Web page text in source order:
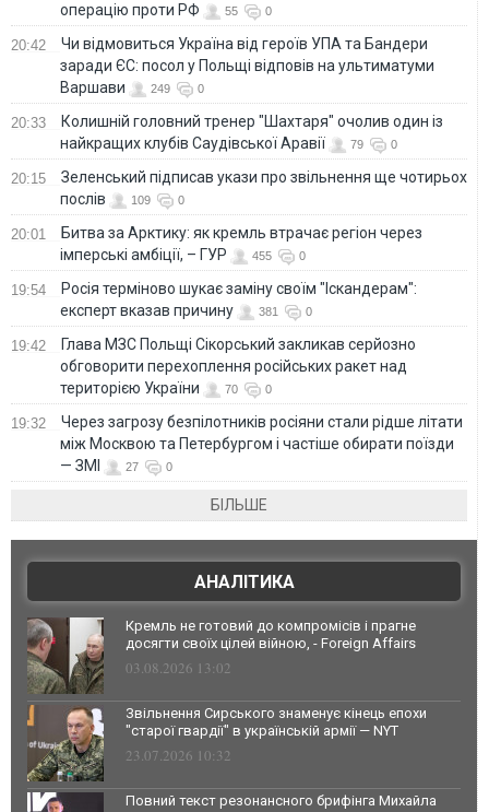
операцію проти РФ
55 0
20:42
Чи відмовиться Україна від героїв УПА та Бандери
заради ЄС: посол у Польщі відповів на ультиматуми
Варшави
249 0
20:33
Колишній головний тренер "Шахтаря" очолив один із
найкращих клубів Саудівської Аравії
79 0
20:15
Зеленський підписав укази про звільнення ще чотирьох
послів
109 0
20:01
Битва за Арктику: як кремль втрачає регіон через
імперські амбіції, – ГУР
455 0
19:54
Росія терміново шукає заміну своїм "Іскандерам":
експерт вказав причину
381 0
19:42
Глава МЗС Польщі Сікорський закликав серйозно
обговорити перехоплення російських ракет над
територією України
70 0
19:32
Через загрозу безпілотників росіяни стали рідше літати
між Москвою та Петербургом і частіше обирати поїзди
— ЗМІ
27 0
БІЛЬШЕ
АНАЛІТИКА
Кремль не готовий до компромісів і прагне
досягти своїх цілей війною, - Foreign Affairs
03.08.2026 13:02
Звільнення Сирського знаменує кінець епохи
"старої гвардії" в українській армії — NYT
23.07.2026 10:32
Повний текст резонансного брифінга Михайла